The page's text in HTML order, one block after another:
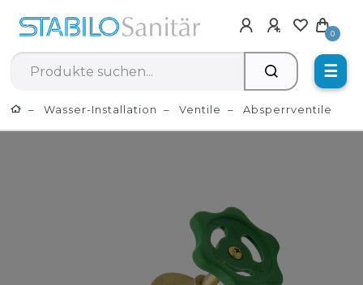
0
☰
Wasser-Installation Ventile Absperrventile